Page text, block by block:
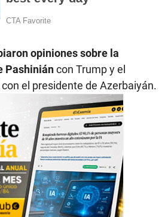
opiniones sobre la
Pashiniáncon Trump y el
el presidente de Azerbaiyán.